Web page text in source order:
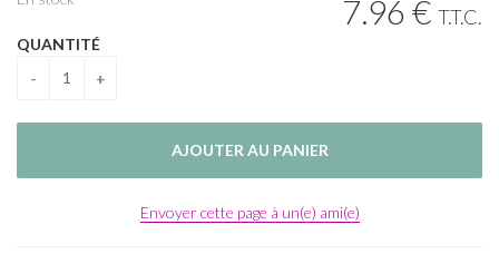
7.96€ T.T.C.
QUANTITÉ
Envoyer cette page à un(e) ami(e)